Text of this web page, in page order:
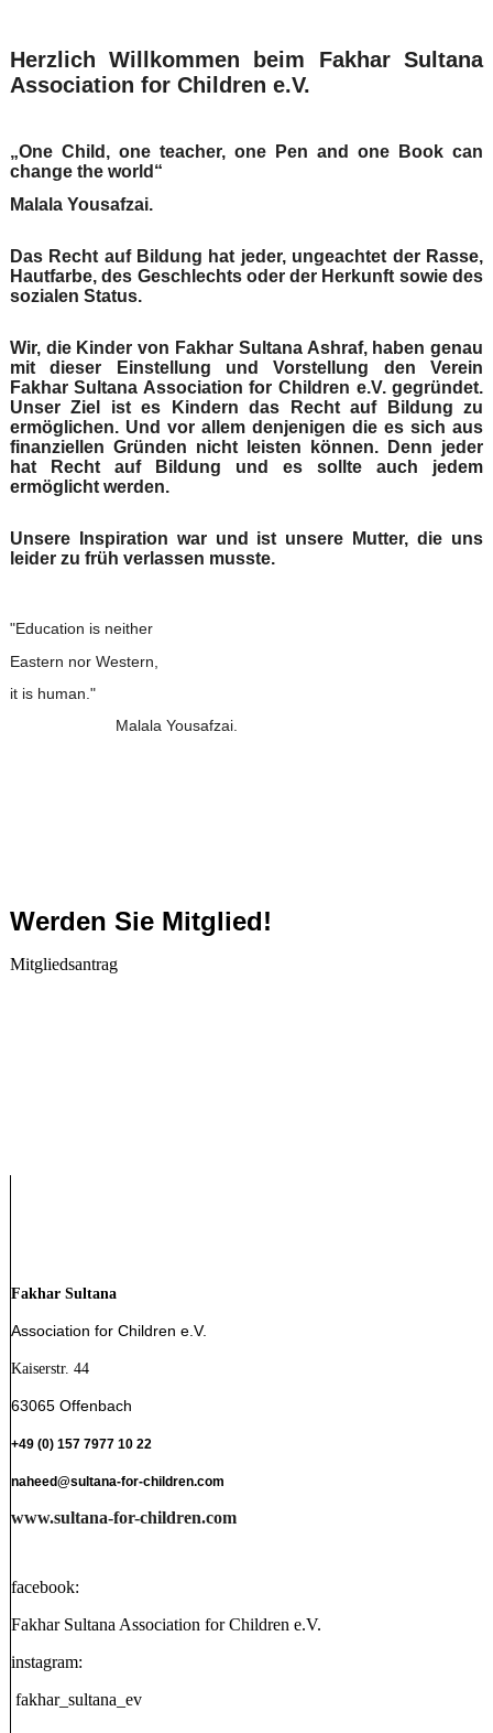
Herzlich Willkommen beim Fakhar Sultana
Association for Children e.V.
„One Child, one teacher, one Pen and one Book can
change the world“
Malala Yousafzai.
Das Recht auf Bildung hat jeder, ungeachtet der Rasse,
Hautfarbe, des Geschlechts oder der Herkunft sowie des
sozialen Status.
Wir, die Kinder von Fakhar Sultana Ashraf, haben genau
mit dieser Einstellung und Vorstellung den Verein
Fakhar Sultana Association for Children e.V. gegründet.
Unser Ziel ist es Kindern das Recht auf Bildung zu
ermöglichen. Und vor allem denjenigen die es sich aus
finanziellen Gründen nicht leisten können. Denn jeder
hat Recht auf Bildung und es sollte auch jedem
ermöglicht werden.
Unsere Inspiration war und ist unsere Mutter, die uns
leider zu früh verlassen musste.
"Education is neither
Eastern nor Western,
it is human."
Malala Yousafzai.
Werden Sie Mitglied!
Mitgliedsantrag
Fakhar Sultana
Association for Children e.V.
Kaiserstr. 44
63065 Offenbach
+49 (0) 157 7977 10 22
naheed@sultana-for-children.com
www.sultana-for-children.com
facebook:
Fakhar Sultana Association for Children e.V.
instagram:
fakhar_sultana_ev